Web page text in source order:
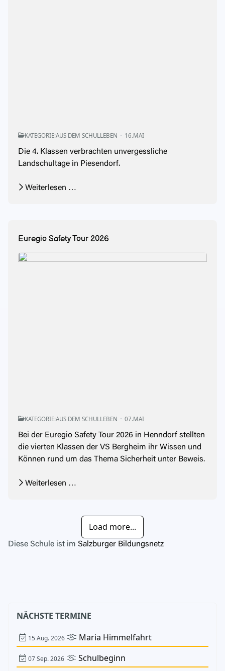
KATEGORIE:AUS DEM SCHULLEBEN 16.MAI
Die 4. Klassen verbrachten unvergessliche
Landschultage in Piesendorf.
Weiterlesen …
Euregio Safety Tour 2026
KATEGORIE:AUS DEM SCHULLEBEN 07.MAI
Bei der Euregio Safety Tour 2026 in Henndorf stellten
die vierten Klassen der VS Bergheim ihr Wissen und
Können rund um das Thema Sicherheit unter Beweis.
Weiterlesen …
Load more...
Diese Schule ist im Salzburger Bildungsnetz
NÄCHSTE TERMINE
15 Aug. 2026 Maria Himmelfahrt
07 Sep. 2026 Schulbeginn